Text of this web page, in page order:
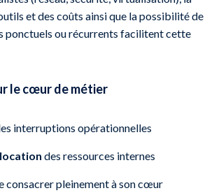
et des coûts ainsi que la possibilité de
ponctuels ou récurrents facilitent cette
le cœur de métier
interruptions opérationnelles
des ressources internes
consacrer pleinement à son cœur